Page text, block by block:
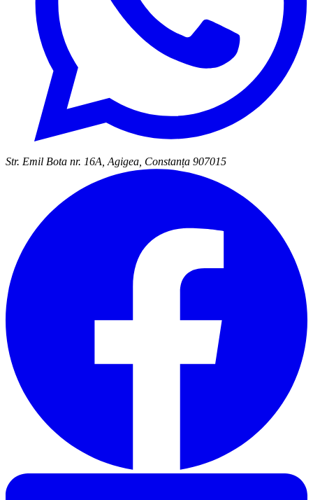
Str. Emil Bota nr. 16A, Agigea, Constanța 907015